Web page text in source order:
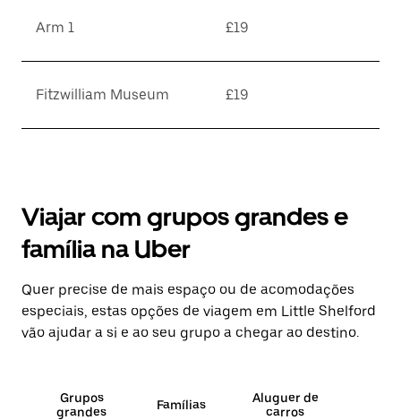
Arm 1 £19
Fitzwilliam Museum £19
Viajar com grupos grandes e
família na Uber
Quer precise de mais espaço ou de acomodações
especiais, estas opções de viagem em Little Shelford
vão ajudar a si e ao seu grupo a chegar ao destino.
Grupos
grandes
Famílias
Aluguer de
carros